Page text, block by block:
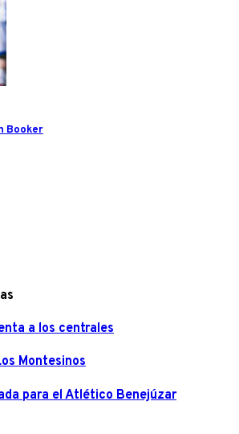
Booker
a los centrales
Montesinos
para el Atlético Benejúzar